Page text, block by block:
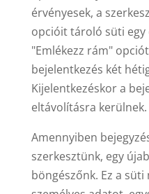
érvényesek, a
opcióit tároló süti egy
"Emlékezz rám"
bejelentkezés két
Kijelentkezéskor a
eltávolításra kerülnek.
Amennyiben
szerkesztünk, egy
böngészőnk. Ez a